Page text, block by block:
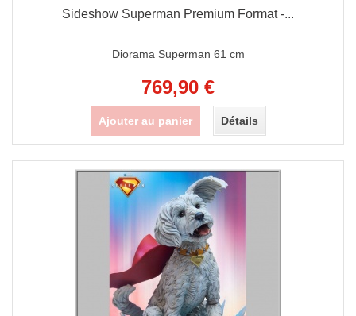
Sideshow Superman Premium Format -...
Diorama Superman 61 cm
769,90 €
Ajouter au panier Détails